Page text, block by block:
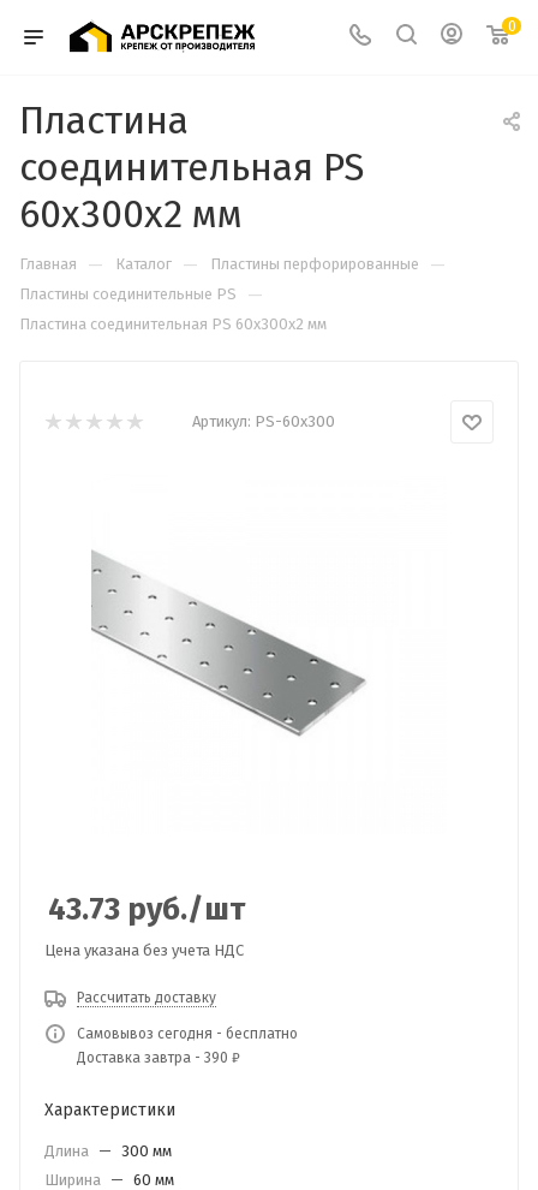
0
Пластина
соединительная PS
60х300х2 мм
Главная — Каталог — Пластины перфорированные —
Пластины соединительные PS —
Пластина соединительная PS 60х300х2 мм
Артикул: PS-60х300
43.73 руб./шт
Цена указана без учета НДС
Рассчитать доставку
Самовывоз сегодня - бесплатно
Доставка завтра - 390 ₽
Характеристики
Длина — 300 мм
Ширина — 60 мм